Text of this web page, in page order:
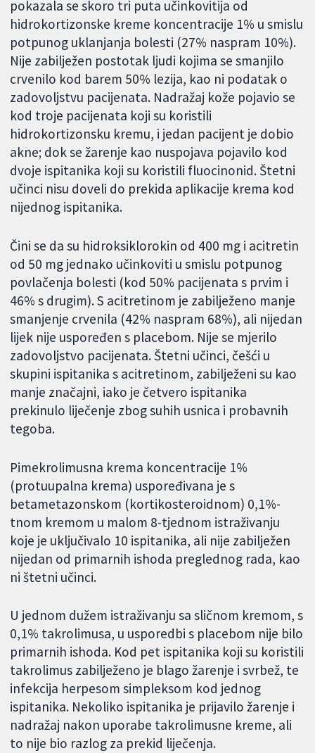
pokazala se skoro tri puta učinkovitija od
hidrokortizonske kreme koncentracije 1% u smislu
potpunog uklanjanja bolesti (27% naspram 10%).
Nije zabilježen postotak ljudi kojima se smanjilo
crvenilo kod barem 50% lezija, kao ni podatak o
zadovoljstvu pacijenata. Nadražaj kože pojavio se
kod troje pacijenata koji su koristili
hidrokortizonsku kremu, i jedan pacijent je dobio
akne; dok se žarenje kao nuspojava pojavilo kod
dvoje ispitanika koji su koristili fluocinonid. Štetni
učinci nisu doveli do prekida aplikacije krema kod
nijednog ispitanika.
Čini se da su hidroksiklorokin od 400 mg i acitretin
od 50 mg jednako učinkoviti u smislu potpunog
povlačenja bolesti (kod 50% pacijenata s prvim i
46% s drugim). S acitretinom je zabilježeno manje
smanjenje crvenila (42% naspram 68%), ali nijedan
lijek nije uspoređen s placebom. Nije se mjerilo
zadovoljstvo pacijenata. Štetni učinci, češći u
skupini ispitanika s acitretinom, zabilježeni su kao
manje značajni, iako je četvero ispitanika
prekinulo liječenje zbog suhih usnica i probavnih
tegoba.
Pimekrolimusna krema koncentracije 1%
(protuupalna krema) uspoređivana je s
betametazonskom (kortikosteroidnom) 0,1%-
tnom kremom u malom 8-tjednom istraživanju
koje je uključivalo 10 ispitanika, ali nije zabilježen
nijedan od primarnih ishoda preglednog rada, kao
ni štetni učinci.
U jednom dužem istraživanju sa sličnom kremom, s
0,1% takrolimusa, u usporedbi s placebom nije bilo
primarnih ishoda. Kod pet ispitanika koji su koristili
takrolimus zabilježeno je blago žarenje i svrbež, te
infekcija herpesom simpleksom kod jednog
ispitanika. Nekoliko ispitanika je prijavilo žarenje i
nadražaj nakon uporabe takrolimusne kreme, ali
to nije bio razlog za prekid liječenja.